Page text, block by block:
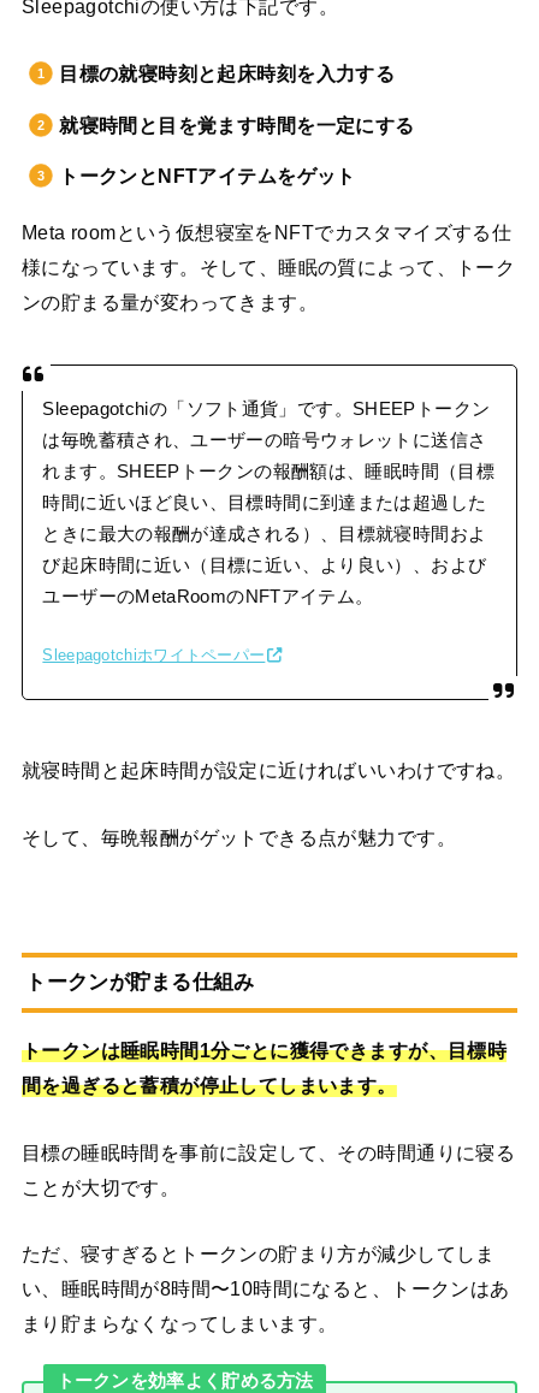
Sleepagotchiの使い方は下記です。
目標の就寝時刻と起床時刻を入力する
就寝時間と目を覚ます時間を一定にする
トークンとNFTアイテムをゲット
Meta roomという仮想寝室をNFTでカスタマイズする仕
様になっています。そして、睡眠の質によって、トーク
ンの貯まる量が変わってきます。
Sleepagotchiの「ソフト通貨」です。SHEEPトークン
は毎晩蓄積され、ユーザーの暗号ウォレットに送信さ
れます。SHEEPトークンの報酬額は、睡眠時間（目標
時間に近いほど良い、目標時間に到達または超過した
ときに最大の報酬が達成される）、目標就寝時間およ
び起床時間に近い（目標に近い、より良い）、および
ユーザーのMetaRoomのNFTアイテム。
Sleepagotchiホワイトペーパー
就寝時間と起床時間が設定に近ければいいわけですね。
そして、毎晩報酬がゲットできる点が魅力です。
トークンが貯まる仕組み
トークンは睡眠時間1分ごとに獲得できますが、目標時
間を過ぎると蓄積が停止してしまいます。
目標の睡眠時間を事前に設定して、その時間通りに寝る
ことが大切です。
ただ、寝すぎるとトークンの貯まり方が減少してしま
い、睡眠時間が8時間〜10時間になると、トークンはあ
まり貯まらなくなってしまいます。
トークンを効率よく貯める方法